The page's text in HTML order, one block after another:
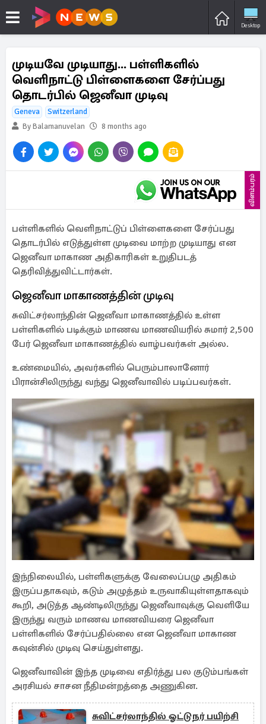
Desktop
முடியவே முடியாது... பள்ளிகளில்
வெளிநாட்டு பிள்ளைகளை சேர்ப்பது
தொடர்பில் ஜெனீவா முடிவு
Geneva
Switzerland
By Balamanuvelan
8 months ago
விளம்பரம்
பள்ளிகளில் வெளிநாட்டுப் பிள்ளைகளை சேர்ப்பது
தொடர்பில் எடுத்துள்ள முடிவை மாற்ற முடியாது என
ஜெனீவா மாகாண அதிகாரிகள் உறுதிபடத்
தெரிவித்துவிட்டார்கள்.
ஜெனீவா மாகாணத்தின் முடிவு
சுவிட்சர்லாந்தின் ஜெனீவா மாகாணத்தில் உள்ள
பள்ளிகளில் படிக்கும் மாணவ மாணவியரில் சுமார் 2,500
பேர் ஜெனீவா மாகாணத்தில் வாழ்பவர்கள் அல்ல.
உண்மையில், அவர்களில் பெரும்பாலானோர்
பிரான்சிலிருந்து வந்து ஜெனீவாவில் படிப்பவர்கள்.
இந்நிலையில், பள்ளிகளுக்கு வேலைப்பழு அதிகம்
இருப்பதாகவும், கடும் அழுத்தம் உருவாகியுள்ளதாகவும்
கூறி, அடுத்த ஆண்டிலிருந்து ஜெனீவாவுக்கு வெளியே
இருந்து வரும் மாணவ மாணவியரை ஜெனீவா
பள்ளிகளில் சேர்ப்பதில்லை என ஜெனீவா மாகாண
கவுன்சில் முடிவு செய்துள்ளது.
ஜெனீவாவின் இந்த முடிவை எதிர்த்து பல குடும்பங்கள்
அரசியல் சாசன நீதிமன்றத்தை அணுகின.
சுவிட்சர்லாந்தில் ஓட்டுநர் பயிற்சி